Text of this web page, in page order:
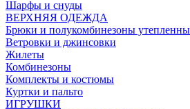
Шарфы и снуды
ВЕРХНЯЯ ОДЕЖДА
Брюки и полукомбинезоны
Ветровки и джинсовки
Жилеты
Комбинезоны
Комплекты и костюмы
Куртки и пальто
ИГРУШКИ